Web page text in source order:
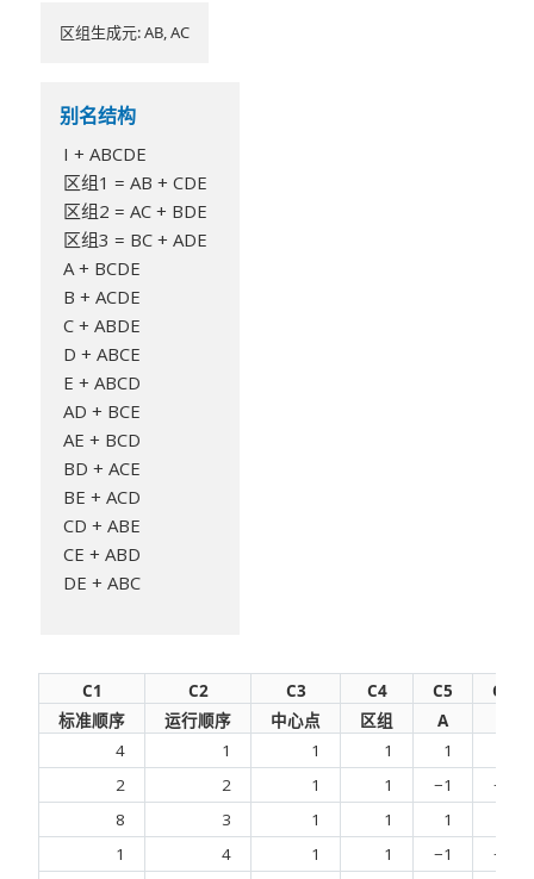
区组生成元: AB, AC
别名结构
I + ABCDE
区组1 = AB + CDE
区组2 = AC + BDE
区组3 = BC + ADE
A + BCDE
B + ACDE
C + ABDE
D + ABCE
E + ABCD
AD + BCE
AE + BCD
BD + ACE
BE + ACD
CD + ABE
CE + ABD
DE + ABC
C1 C2 C3 C4 C5
C6
标准顺序
运行顺序 中心点 区组 A
4
1 1 1 1
2
2 1 1 −1
−1
8
3 1 1 1
1
4 1 1 −1
−1